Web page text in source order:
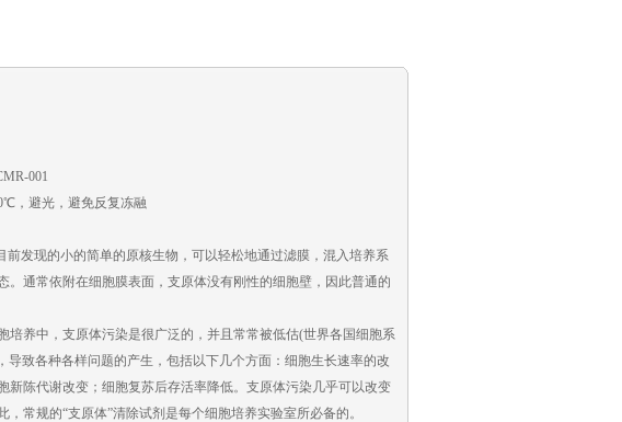
001
，避光，避免反复冻融
前发现的小的简单的原核生物，可以轻松地通过滤膜，混入培养系
通常依附在细胞膜表面，支原体没有刚性的细胞壁，因此普通的
养中，支原体污染是很广泛的，并且常常被低估(世界各国细胞系
导致各种各样问题的产生，包括以下几个方面：细胞生长速率的改
陈代谢改变；细胞复苏后存活率降低。支原体污染几乎可以改变
常规的“支原体”清除试剂是每个细胞培养实验室所必备的。